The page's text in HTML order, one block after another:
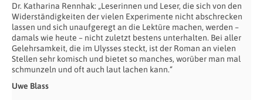
Dr. Katharina Rennhak: „Leserinnen und Leser, die sich von den
Widerständigkeiten der vielen Experimente nicht abschrecken
lassen und sich unaufgeregt an die Lektüre machen, werden –
damals wie heute – nicht zuletzt bestens unterhalten. Bei aller
Gelehrsamkeit, die im Ulysses steckt, ist der Roman an vielen
Stellen sehr komisch und bietet so manches, worüber man mal
schmunzeln und oft auch laut lachen kann.“
Uwe Blass